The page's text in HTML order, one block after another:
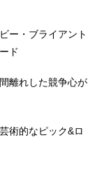
ー・ブライアント
ド
離れした競争心が
術的なピック&ロ